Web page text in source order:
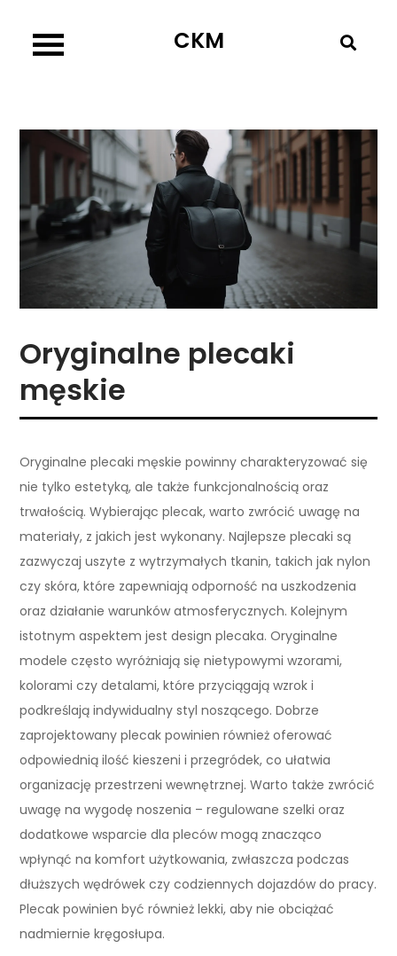
content
CKM
Oryginalne plecaki
męskie
Oryginalne plecaki męskie powinny charakteryzować się
nie tylko estetyką, ale także funkcjonalnością oraz
trwałością. Wybierając plecak, warto zwrócić uwagę na
materiały, z jakich jest wykonany. Najlepsze plecaki są
zazwyczaj uszyte z wytrzymałych tkanin, takich jak nylon
czy skóra, które zapewniają odporność na uszkodzenia
oraz działanie warunków atmosferycznych. Kolejnym
istotnym aspektem jest design plecaka. Oryginalne
modele często wyróżniają się nietypowymi wzorami,
kolorami czy detalami, które przyciągają wzrok i
podkreślają indywidualny styl noszącego. Dobrze
zaprojektowany plecak powinien również oferować
odpowiednią ilość kieszeni i przegródek, co ułatwia
organizację przestrzeni wewnętrznej. Warto także zwrócić
uwagę na wygodę noszenia – regulowane szelki oraz
dodatkowe wsparcie dla pleców mogą znacząco
wpłynąć na komfort użytkowania, zwłaszcza podczas
dłuższych wędrówek czy codziennych dojazdów do pracy.
Plecak powinien być również lekki, aby nie obciążać
nadmiernie kręgosłupa.